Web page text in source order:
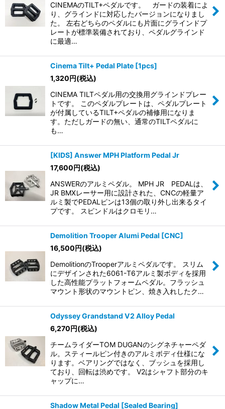
CINEMAのTILT+ペダルです。 ガードの装着によ
り、グラインドに対応したバージョンになりまし
た。 左右どちらのペダルにも片面にグラインドプ
レートが標準装備されており、ペダルグラインド
に最適…
Cinema Tilt+ Pedal Plate [1pcs]
1,320円(税込)
CINEMA TILTペダル用の交換用グラインドプレー
トです。 このペダルプレートは、ペダルプレート
が付属しているTILT+ペダルの補修用になりま
す。ただしガードの無い、通常のTILTペダルに
も…
[KIDS] Answer MPH Platform Pedal Jr
17,600円(税込)
ANSWERのアルミペダル。 MPH JR PEDALは、
JR BMXレーサー用に設計された、CNCの軽量ア
ルミ製でPEDALピンは13個の取り外し出来るタイ
プです。 スピンドルはクロモリ…
Demolition Trooper Alumi Pedal [CNC]
16,500円(税込)
DemolitionのTrooperアルミペダルです。 スリム
にデザインされた6061-T6アルミ製ボディを採用
した高性能プラットフォームペダル。フラッシュ
マウント形状のマウントピン、焼き入れしたク…
Odyssey Grandstand V2 Alloy Pedal
6,270円(税込)
チームライダーTOM DUGANのシグネチャーペダ
ル。スティールピン付きのアルミボディ仕様にな
ります。ベアリングではなく、ブッシュを採用し
ており、回転は渋めです。 V2はシャフト部分のキ
ャップに…
Shadow Metal Pedal [Sealed Bearing]